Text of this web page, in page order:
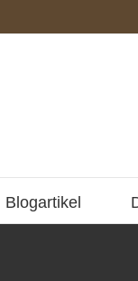
Blogartikel